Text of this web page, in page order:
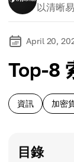
以清晰
April 20,
Top-8
資訊 加密
目錄